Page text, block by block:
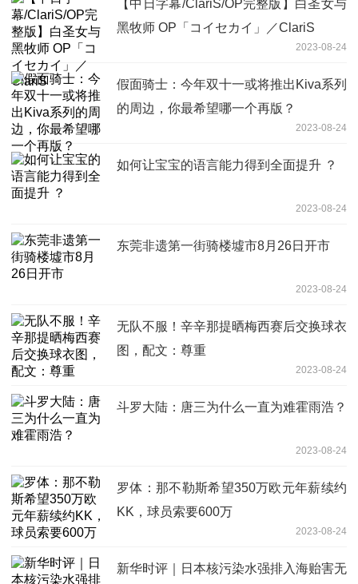
【中日字幕/ClariS/OP完整版】白圣女与
黑牧师 OP「コイセカイ」／ClariS
2023-08-24
假面骑士：今年双十一或将推出Kiva系列
的周边，你最希望哪一个再版？
2023-08-24
如何让宝宝的语言能力得到全面提升 ？
2023-08-24
东莞非遗第一街骑楼墟市8月26日开市
2023-08-24
无队不服！辛辛那提晒梅西赛后交换球衣
图，配文：尊重
2023-08-24
斗罗大陆：唐三为什么一直为难霍雨浩？
2023-08-24
罗体：那不勒斯希望350万欧元年薪续约
KK，球员索要600万
2023-08-24
新华时评｜日本核污染水强排入海贻害无